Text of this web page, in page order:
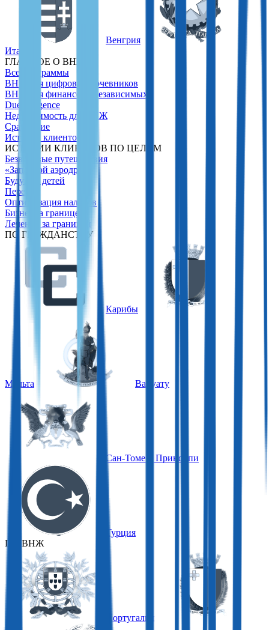
Венгрия
Италия
ГЛАВНОЕ О ВНЖ
Все программы
ВНЖ для цифровых кочевников
ВНЖ для финансово независимых
Due Diligence
Недвижимость для ВНЖ
Сравнение
Истории клиентов
ИСТОРИИ КЛИЕНТОВ ПО ЦЕЛЯМ
Безвизовые путешествия
«Запасной аэродром»
Будущее детей
Переезд
Оптимизация налогов
Бизнес за границей
Лечение за границей
ПО ГРАЖДАНСТВУ
Карибы
Мальта Вануату
Сан-Томе и Принсипи
Турция
ПО ВНЖ
Португалия